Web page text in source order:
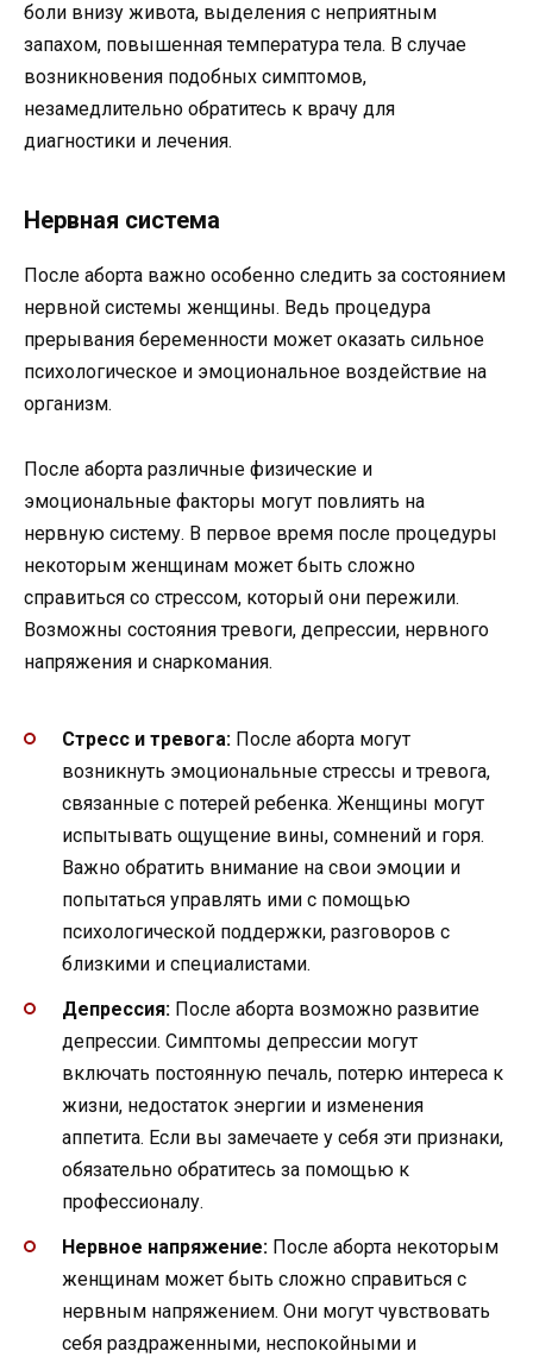
боли внизу живота, выделения с неприятным
запахом, повышенная температура тела. В случае
возникновения подобных симптомов,
незамедлительно обратитесь к врачу для
диагностики и лечения.
Нервная система
После аборта важно особенно следить за состоянием
нервной системы женщины. Ведь процедура
прерывания беременности может оказать сильное
психологическое и эмоциональное воздействие на
организм.
После аборта различные физические и
эмоциональные факторы могут повлиять на
нервную систему. В первое время после процедуры
некоторым женщинам может быть сложно
справиться со стрессом, который они пережили.
Возможны состояния тревоги, депрессии, нервного
напряжения и снаркомания.
Стресс и тревога: После аборта могут
возникнуть эмоциональные стрессы и тревога,
связанные с потерей ребенка. Женщины могут
испытывать ощущение вины, сомнений и горя.
Важно обратить внимание на свои эмоции и
попытаться управлять ими с помощью
психологической поддержки, разговоров с
близкими и специалистами.
Депрессия: После аборта возможно развитие
депрессии. Симптомы депрессии могут
включать постоянную печаль, потерю интереса к
жизни, недостаток энергии и изменения
аппетита. Если вы замечаете у себя эти признаки,
обязательно обратитесь за помощью к
профессионалу.
Нервное напряжение: После аборта некоторым
женщинам может быть сложно справиться с
нервным напряжением. Они могут чувствовать
себя раздраженными, неспокойными и